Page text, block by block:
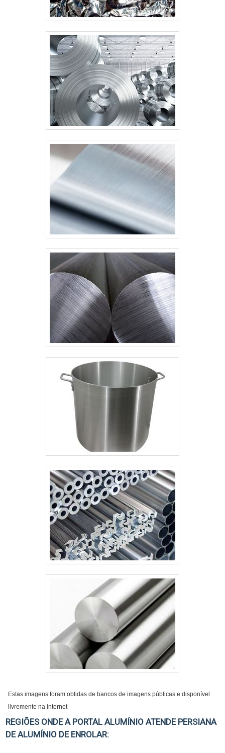
Estas imagens foram obtidas de bancos de imagens públicas e disponível
livremente na internet
REGIÕES ONDE A PORTAL ALUMÍNIO ATENDE PERSIANA
DE ALUMÍNIO DE ENROLAR: